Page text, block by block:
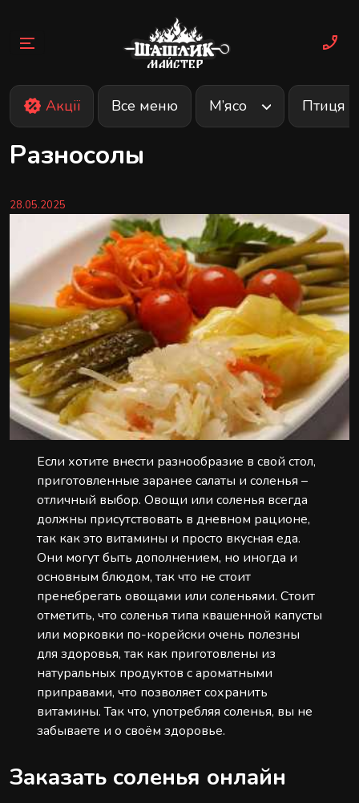
content
Акції Все меню М’ясо Птиця
Разносолы
28.05.2025
Если хотите внести разнообразие в свой стол,
приготовленные заранее салаты и соленья –
отличный выбор. Овощи или соленья всегда
должны присутствовать в дневном рационе,
так как это витамины и просто вкусная еда.
Они могут быть дополнением, но иногда и
основным блюдом, так что не стоит
пренебрегать овощами или соленьями. Стоит
отметить, что соленья типа квашенной капусты
или морковки по-корейски очень полезны
для здоровья, так как приготовлены из
натуральных продуктов с ароматными
приправами, что позволяет сохранить
витамины. Так что, употребляя соленья, вы не
забываете и о своём здоровье.
Заказать соленья онлайн